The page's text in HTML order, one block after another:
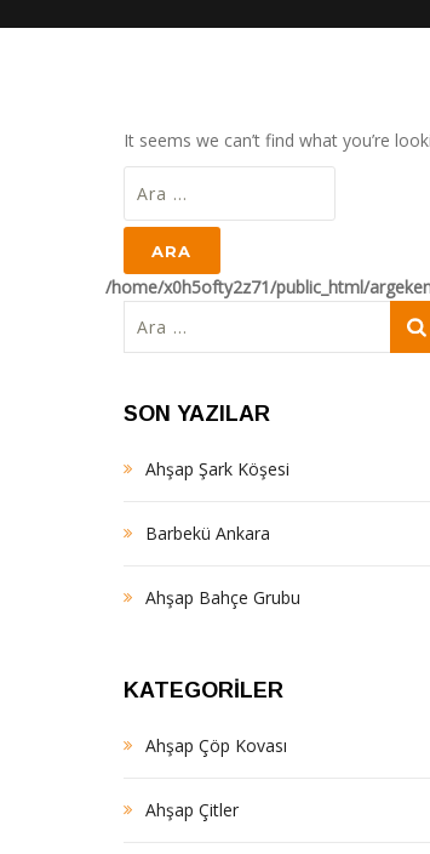
It seems we can’t find what you’re
/home/x0h5ofty2z71/public_html/
SON YAZILAR
Ahşap Şark Köşesi
Barbekü Ankara
Ahşap Bahçe Grubu
KATEGORILER
Ahşap Çöp Kovası
Ahşap Çitler